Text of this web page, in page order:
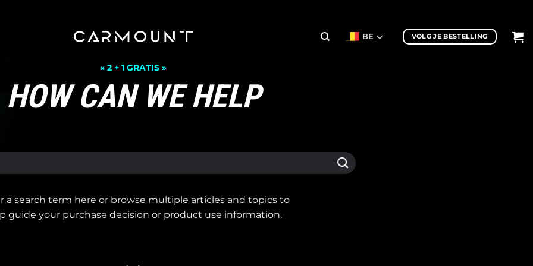
BE VOLG JE BESTELLING
« 2 + 1 GRATIS »
HOW CAN WE HELP
a search term here or browse multiple articles and topics to
guide your purchase decision or product use information.